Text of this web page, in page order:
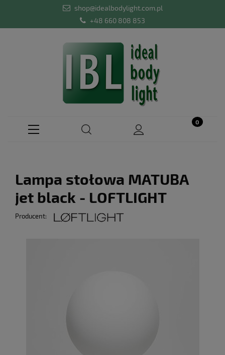
shop@idealbodylight.com.pl
+48 660 808 853
Lampa stołowa MATUBA
jet black - LOFTLIGHT
Producent: